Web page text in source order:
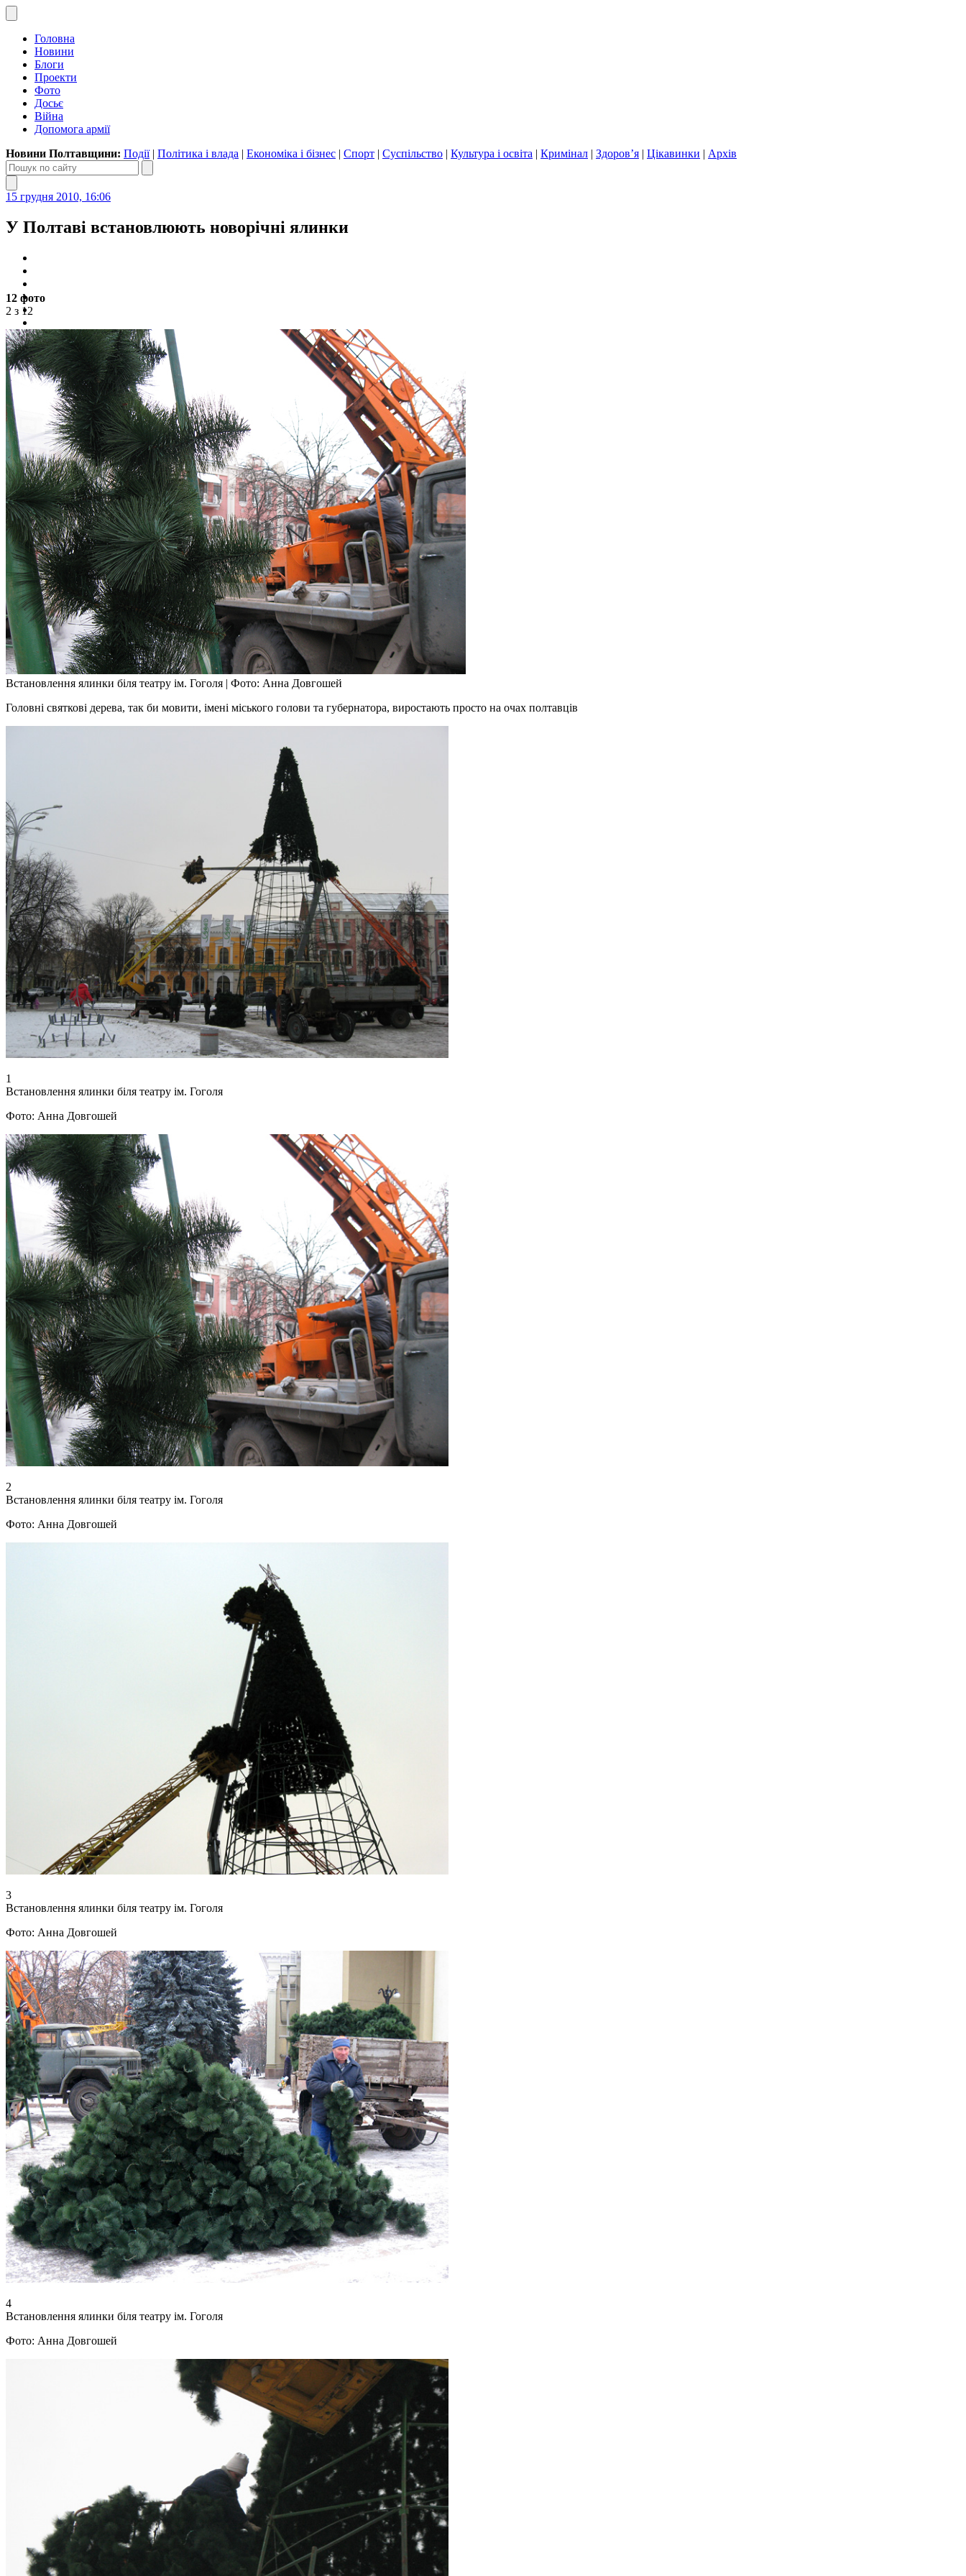
Головна
Новини
Блоги
Проекти
Фото
Досьє
Війна
Допомога армії
Новини Полтавщини: Події| Політика і влада | Економіка і бізнес | Спорт | Суспільство | Культура і освіта | Кримінал | Здоров’я | Цікавинки | Архів
15 грудня 2010, 16:06
У Полтаві встановлюють новорічні ялинки
12 фото
2 з 12
Встановлення ялинки біля театру ім. Гоголя | Фото: Анна Довгошей
Головні святкові дерева, так би мовити, імені міського голови та губернатора, виростають просто на очах полтавців
1
Встановлення ялинки біля театру ім. Гоголя
Фото: Анна Довгошей
2
Встановлення ялинки біля театру ім. Гоголя
Фото: Анна Довгошей
3
Встановлення ялинки біля театру ім. Гоголя
Фото: Анна Довгошей
4
Встановлення ялинки біля театру ім. Гоголя
Фото: Анна Довгошей